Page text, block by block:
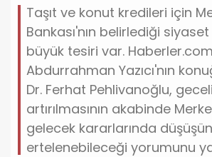
Taşıt ve konut kredileri için
Bankası'nın belirlediği
büyük tesiri var.
Abdurrahman Yazıcı'nın
Dr. Ferhat Pehlivanoğlu,
artırılmasının akabinde
gelecek kararlarında düşüşün
ertelenebileceği yorumunu